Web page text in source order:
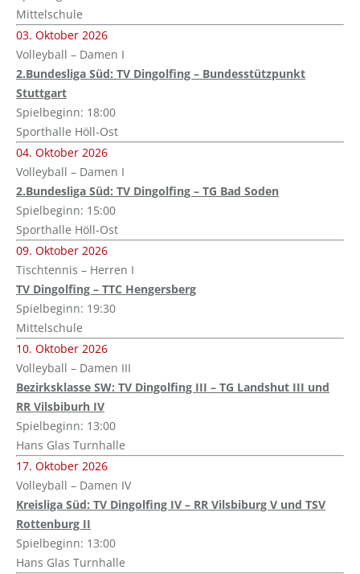
Mittelschule
03. Oktober 2026
Volleyball – Damen I
2.Bundesliga Süd: TV Dingolfing – Bundesstützpunkt
Stuttgart
Spielbeginn: 18:00
Sporthalle Höll-Ost
04. Oktober 2026
Volleyball – Damen I
2.Bundesliga Süd: TV Dingolfing – TG Bad Soden
Spielbeginn: 15:00
Sporthalle Höll-Ost
09. Oktober 2026
Tischtennis – Herren I
TV Dingolfing – TTC Hengersberg
Spielbeginn: 19:30
Mittelschule
10. Oktober 2026
Volleyball – Damen III
Bezirksklasse SW: TV Dingolfing III – TG Landshut III und
RR Vilsbiburh IV
Spielbeginn: 13:00
Hans Glas Turnhalle
17. Oktober 2026
Volleyball – Damen IV
Kreisliga Süd: TV Dingolfing IV – RR Vilsbiburg V und TSV
Rottenburg II
Spielbeginn: 13:00
Hans Glas Turnhalle